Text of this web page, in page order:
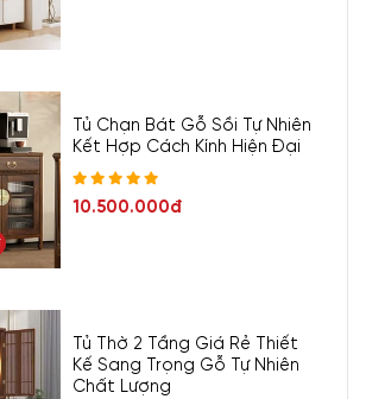
loại vách truyền thống, sử dụng vách kính
Tủ Chạn Bát Gỗ Sồi Tự Nhiên
Kết Hợp Cách Kính Hiện Đại
10.500.000đ
Tủ Thờ 2 Tầng Giá Rẻ Thiết
Kế Sang Trọng Gỗ Tự Nhiên
Chất Lượng